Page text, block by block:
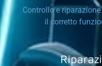
Controllo e
il corretto